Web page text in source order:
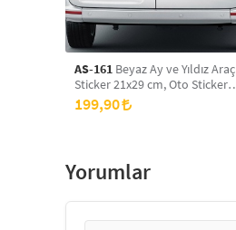
AS-161 Beyaz Ay ve Yıldız Araç
Sticker 21x29 cm, Oto Sticker,
Araba Sticker
199,90
Yorumlar